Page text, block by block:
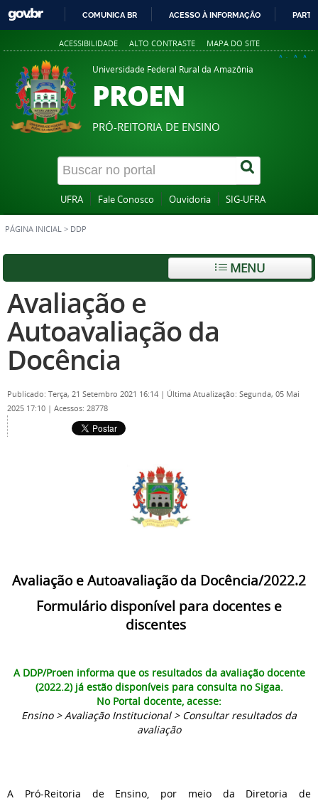
PARA
O
CONTEÚDO
COMUNICA BR ACESSO À INFORMAÇÃO
ACESSIBILIDADE ALTO CONTRASTE MAPA DO SITE
A+ A A-
Universidade Federal Rural da Amazônia
PROEN
PRÓ-REITORIA DE ENSINO
UFRA Fale Conosco Ouvidoria SIG-UFRA
PÁGINA INICIAL > DDP
MENU
Avaliação e
Autoavaliação da
Docência
Publicado: Terça, 21 Setembro 2021 16:14 | Última Atualização: Segunda, 05 Mai
2025 17:10 | Acessos: 28778
Avaliação e Autoavaliação da Docência/2022.2
Formulário disponível para docentes e
discentes
A DDP/Proen informa que os resultados da avaliação docente
(2022.2) já estão disponíveis para consulta no Sigaa.
No Portal docente, acesse:
Ensino > Avaliação Institucional > Consultar resultados da
avaliação
A Pró-Reitoria de Ensino, por meio da Diretoria de